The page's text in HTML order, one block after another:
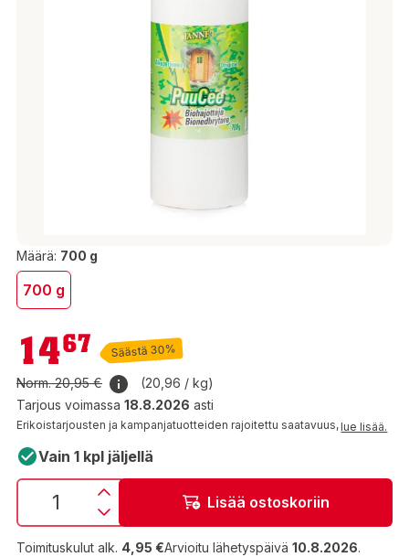
Määrä: 700 g
700 g
14,67 €
1467 Säästä 30%
Norm.20,95 €
(20,96 / kg)
Tarjous voimassa 18.8.2026 asti
Erikoistarjousten ja kampanjatuotteiden rajoitettu saatavuus,lue lisää.
Vain 1 kpl jäljellä
Lisää ostoskoriin
Toimituskulut alk. 4,95 €Arvioitu lähetyspäivä 10.8.2026.